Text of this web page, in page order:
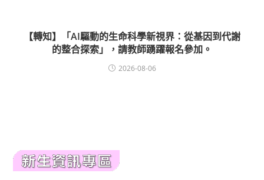
【轉知】「AI驅動的生命科學新視界：從基因到代謝
的整合探索」，請教師踴躍報名參加。
2026-08-06